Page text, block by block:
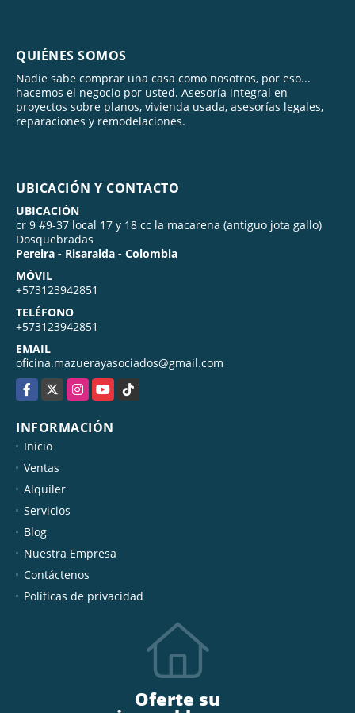
QUIÉNES SOMOS
Nadie sabe comprar una casa como nosotros, por eso...
hacemos el negocio por usted. Asesoría integral en
proyectos sobre planos, vivienda usada, asesorías legales,
reparaciones y remodelaciones.
UBICACIÓN Y CONTACTO
UBICACIÓN
cr 9 #9-37 local 17 y 18 cc la macarena (antiguo jota gallo)
Dosquebradas
Pereira - Risaralda - Colombia
MÓVIL
+573123942851
TELÉFONO
+573123942851
EMAIL
oficina.mazuerayasociados@gmail.com
Facebook
X InstagramYouTubeTikTok
INFORMACIÓN
Inicio
Ventas
Alquiler
Servicios
Blog
Nuestra Empresa
Contáctenos
Políticas de privacidad
Oferte su